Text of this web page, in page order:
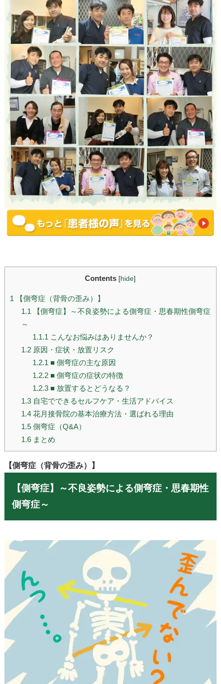
Contents [hide]
1 【側弯症（背骨の歪み）】
1.1 【側弯症】～不良姿勢による側弯症・思春期性側弯症
～
1.1.1 こんなお悩みはありませんか？
1.2原因・症状・放置リスク
1.2.1 ■ 側弯症の主な原因
1.2.2■ 側弯症の症状の特徴
1.2.3■ 放置するとどうなる？
1.3自宅でできるセルフケア・生活アドバイス
1.4花月接骨院の基本治療方法・選ばれる理由
1.5側弯症（Q&A）
1.6まとめ
【側弯症（背骨の歪み）】
【側弯症】
～不良姿勢による側弯症・思春期性
側弯症～